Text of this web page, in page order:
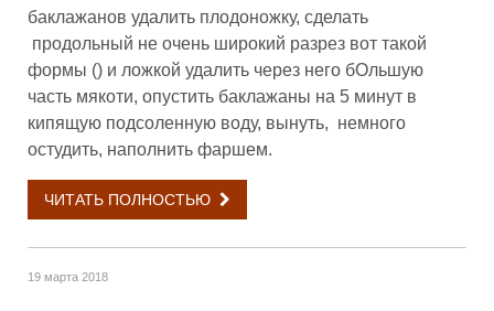
баклажанов удалить плодоножку, сделать
продольный не очень широкий разрез вот такой
формы () и ложкой удалить через него бОльшую
часть мякоти, опустить баклажаны на 5 минут в
кипящую подсоленную воду, вынуть, немного
остудить, наполнить фаршем.
ЧИТАТЬ ПОЛНОСТЬЮ
19 марта 2018